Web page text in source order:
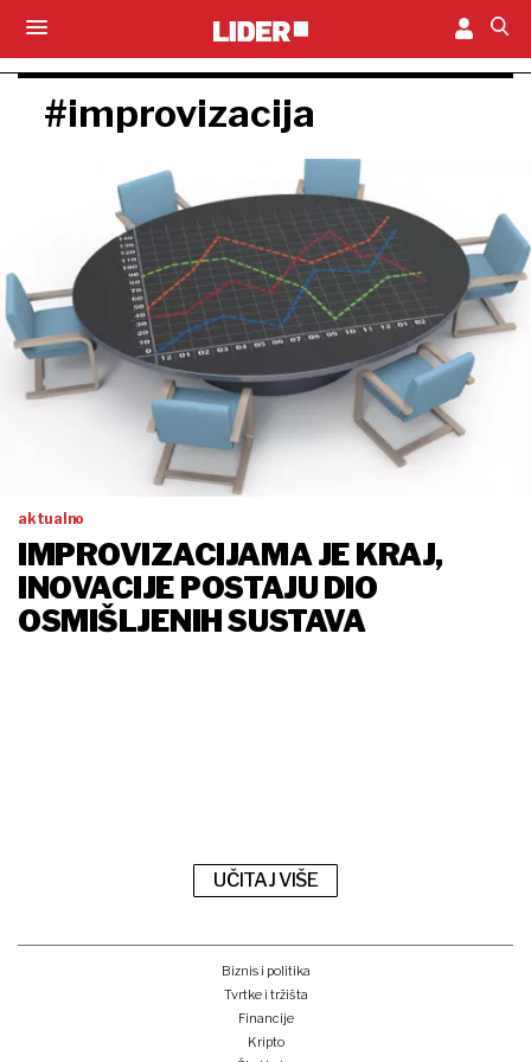
#improvizacija
aktualno
IMPROVIZACIJAMA JE KRAJ,
INOVACIJE POSTAJU DIO
OSMIŠLJENIH SUSTAVA
UČITAJ VIŠE
Biznis i politika
Tvrtke i tržišta
Financije
Kripto